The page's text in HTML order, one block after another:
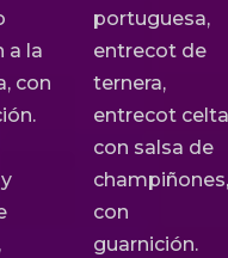
a la
con
portuguesa,
entrecot de
ternera,
entrecot celta
con salsa de
champiñones,
con
guarnición.